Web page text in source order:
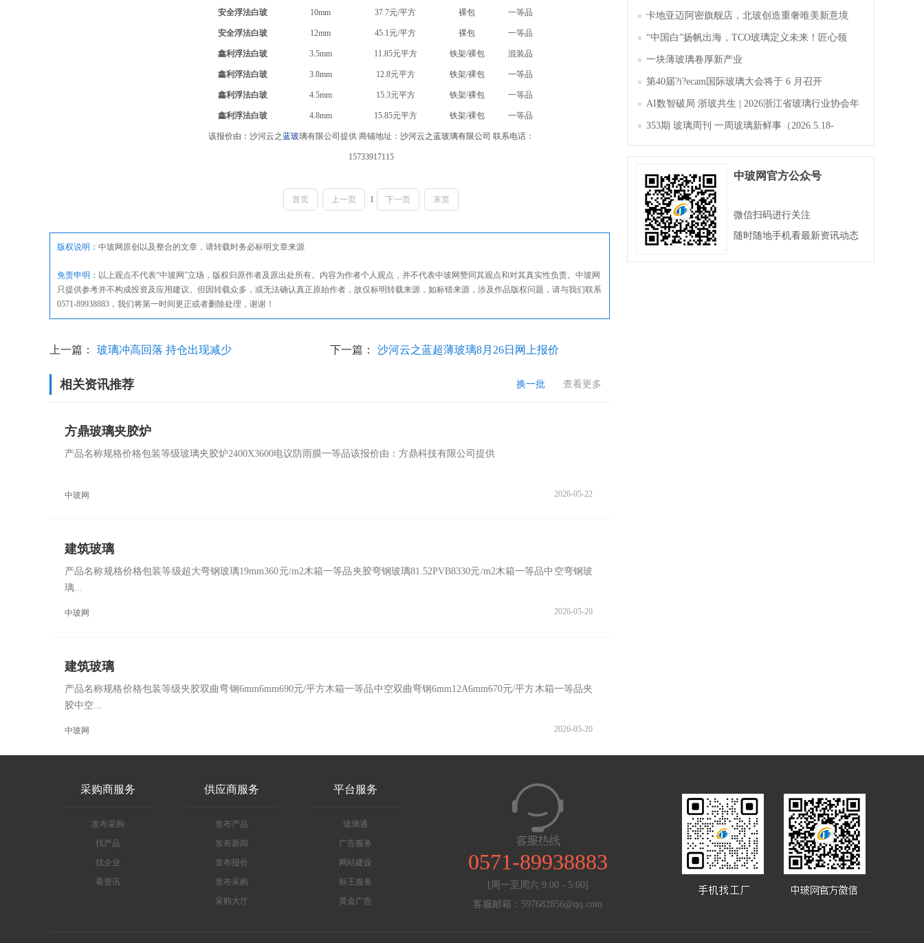
2026.5.30）
卡地亚迈阿密旗舰店，北玻创造重奢唯美新意境
“中国白”扬帆出海，TCO玻璃定义未来！匠心领
航，淄博新材料产业聚势成峰
一块薄玻璃卷厚新产业
第40届?i?ecam国际玻璃大会将于 6 月召开
AI数智破局 浙玻共生 | 2026浙江省玻璃行业协会年
会暨第四届四次会员大会成功举办
353期 玻璃周刊 一周玻璃新鲜事（2026.5.18-
2026.5.23）
中玻网官方公众号
微信扫码进行关注
随时随地手机看最新资讯动态
安全浮法白玻 10mm 37.7元/平方 裸包 一等品
安全浮法白玻 12mm 45.1元/平方 裸包 一等品
鑫利浮法白玻 3.5mm 11.85元平方 铁架/裸包 混装品
鑫利浮法白玻 3.8mm 12.8元平方 铁架/裸包 一等品
鑫利浮法白玻 4.5mm 15.3元平方 铁架/裸包 一等品
鑫利浮法白玻 4.8mm 15.85元平方 铁架/裸包 一等品
该报价由：沙河云之蓝玻璃有限公司提供 商铺地址： 沙河云之蓝玻璃有限公司 联系电话：
15733917115
首页 上一页 1 下一页 末页
版权说明： 中玻网原创以及整合的文章，请转载时务必标明文章来源
免责申明： 以上观点不代表“中玻网”立场，版权归原作者及原出处所有。内容为作者个人观点，并不代表中玻网赞同其观点和对其真实性负责。中玻网
只提供参考并不构成投资及应用建议。但因转载众多，或无法确认真正原始作者，故仅标明转载来源，如标错来源，涉及作品版权问题，请与我们联系
0571-89938883，我们将第一时间更正或者删除处理，谢谢！
上一篇： 玻璃冲高回落 持仓出现减少 下一篇： 沙河云之蓝超薄玻璃8月26日网上报价
相关资讯推荐 查看更多
换一批
方鼎玻璃夹胶炉
产品名称规格价格包装等级玻璃夹胶炉2400X3600电议防雨膜一等品该报价由：方鼎科技有限公司提供
中玻网 2026-05-22
建筑玻璃
产品名称规格价格包装等级超大弯钢玻璃19mm360元/m2木箱一等品夹胶弯钢玻璃81.52PVB8330元/m2木箱一等品中空弯钢玻
璃...
中玻网 2026-05-20
建筑玻璃
产品名称规格价格包装等级夹胶双曲弯钢6mm6mm690元/平方木箱一等品中空双曲弯钢6mm12A6mm670元/平方木箱一等品夹
胶中空...
中玻网 2026-05-20
采购商服务
发布采购
找产品
找企业
看资讯
供应商服务
发布产品
发布新闻
发布报价
发布采购
采购大厅
平台服务
玻璃通
广告服务
网站建设
标王服务
黄金广告
0571-89938883
[周一至周六 9:00 - 5:00]
客服邮箱：597682856@qq.com